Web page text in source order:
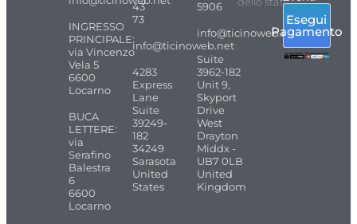
INGRESSO
PRINCIPALE:
via Vincenzo
Vela 5
6600
Locarno
BUCA
LETTERE:
via
Serafino
Balestra
6
6600
Locarno
43
73
info@ticinoweb.net
4283
Express
Lane
Suite
39249-
182
34249
Sarasota
United
States
5906
info@ticinoweb.net
Suite
3962-182
Unit 9,
Skyport
Drive
West
Drayton
Middx -
UB7 0LB
United
Kingdom
Esegui
Pagamento